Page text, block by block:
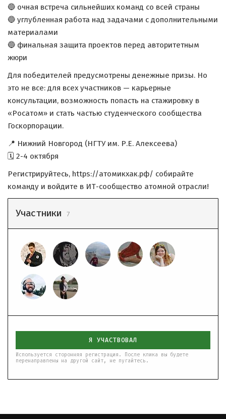
🔵 очная встреча сильнейших команд со всей страны
🔵 углубленная работа над задачами с дополнительными
материалами
🔵 финальная защита проектов перед авторитетным
жюри
Для победителей предусмотрены денежные призы. Но
это не все: для всех участников — карьерные
консультации, возможность попасть на стажировку в
«Росатом» и стать частью студенческого сообщества
Госкорпорации.
📍 Нижний Новгород (НГТУ им. Р.Е. Алексеева)
🗓 2-4 октября
Регистрируйтесь, https://атомикхак.рф/ собирайте
команду и войдите в ИТ-сообщество атомной отрасли!
Участники 7
Я УЧАСТВОВАЛ
Используется сторонняя регистрация. После клика вы будете
перенаправлены на другой сайт, не пугайтесь.